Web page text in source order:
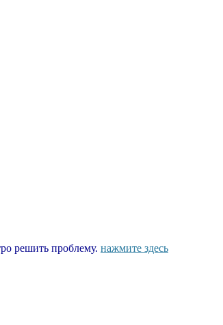
решить проблему. нажмите здесь